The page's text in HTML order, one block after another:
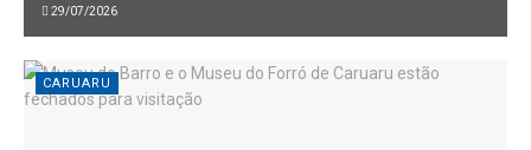
29/07/2026
CARUARU